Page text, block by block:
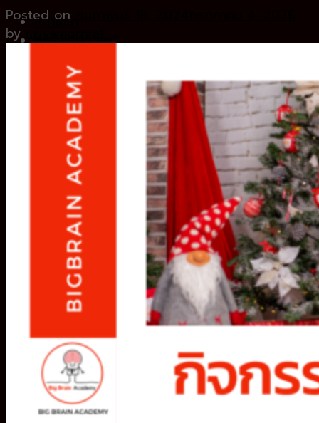
หน้าแรก
คอร์สเรียน”สด”
Fundamental ชั้นป.5
Intensive ชั้นป.6
ทำไมต้อง BigBrain
ทำเนียบคนเก่ง
ตัวอย่างการสอน
คำถามที่พบบ่อย
สมัครเรียน
คลังความรู้
LINE ID : @bigbraintalk
ตะกร้าสินค้า
ไม่มีสินค้าในตะกร้า
Posted on
by